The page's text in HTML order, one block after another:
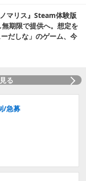
マリス』Steam体験版
期限で提供へ。想定を
だしな」のゲーム、今
る
/急募